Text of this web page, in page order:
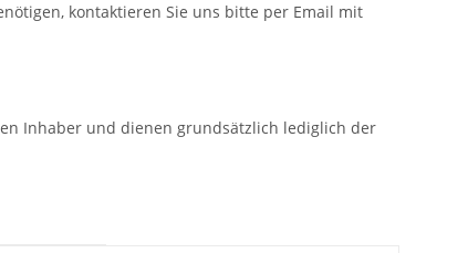
kontaktieren Sie uns bitte per Email mit
Inhaber und dienen grundsätzlich lediglich der